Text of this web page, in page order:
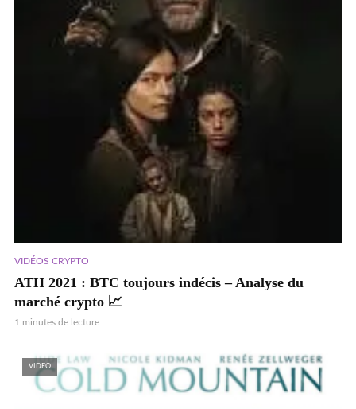
VIDÉOS CRYPTO
ATH 2021 : BTC toujours indécis – Analyse du
marché crypto 📈
1 minutes de lecture
VIDEO